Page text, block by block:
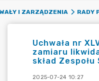
I ZARZĄDZENIA RADY
Uchwała nr
zamiaru
skład
2025-07-24 10:27